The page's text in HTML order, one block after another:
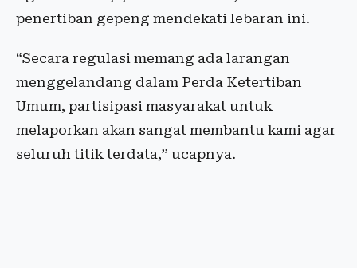
penertiban gepeng mendekati lebaran ini.
“Secara regulasi memang ada larangan
menggelandang dalam Perda Ketertiban
Umum, partisipasi masyarakat untuk
melaporkan akan sangat membantu kami agar
seluruh titik terdata,” ucapnya.